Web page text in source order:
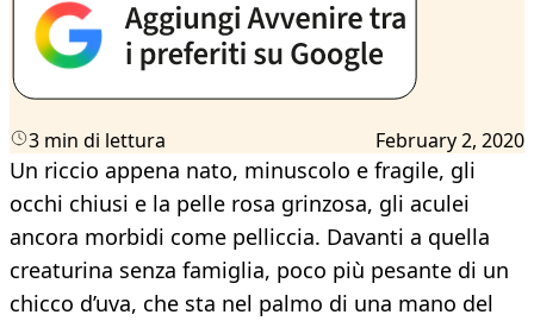
3 min di lettura February 2, 2020
Un riccio appena nato, minuscolo e fragile, gli
occhi chiusi e la pelle rosa grinzosa, gli aculei
ancora morbidi come pelliccia. Davanti a quella
creaturina senza famiglia, poco più pesante di un
chicco d’uva, che sta nel palmo di una mano del